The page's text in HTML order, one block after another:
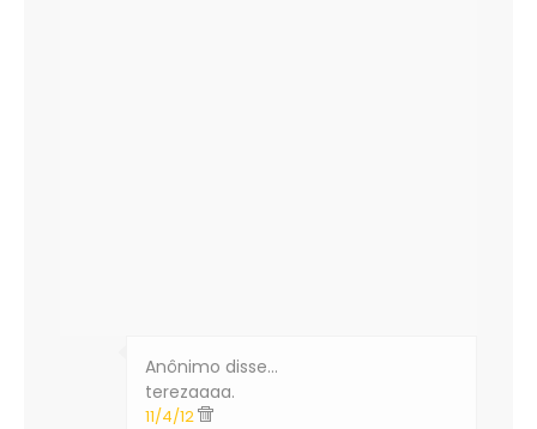
Anônimo disse…
terezaaaa.
11/4/12